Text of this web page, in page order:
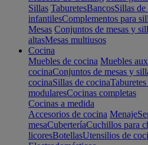
Sillas TaburetesBancosSillas
infantilesComplementos para
Mesas Conjuntos de mesas y
altasMesas multiusos
Cocina
Muebles de cocina Muebles
cocinaConjuntos de mesas y
cocinaSillas de cocina
modularesCocinas completas
Cocinas a medida
Accesorios de cocina Menaje
mesaCuberteríaCuchillos para
licoresBotellasUtensilios de